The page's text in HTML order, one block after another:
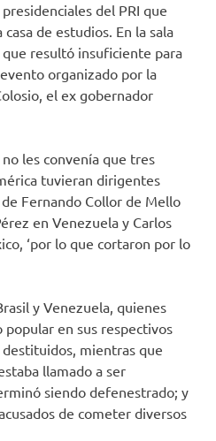
del PRI que
de estudios. En la sala
resultó insuficiente para
organizado por la
el ex gobernador
les convenía que tres
tuvieran dirigentes
Fernando Collor de Mello
en Venezuela y Carlos
‘por lo que cortaron por lo
y Venezuela, quienes
en sus respectivos
mientras que
llamado a ser
siendo defenestrado; y
de cometer diversos